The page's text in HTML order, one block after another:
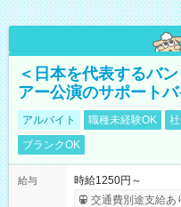
＜日本を代表するバ
アー公演のサポート
アルバイト 職種未経験OK
ブランクOK
給与
時給1250円～
交通費別途支給あ